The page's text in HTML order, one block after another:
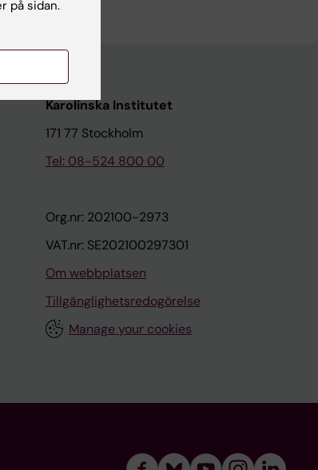
Karolinska Institutet
171 77 Stockholm
Tel: 08-524 800 00
Org.nr: 202100-2973
VAT.nr: SE202100297301
Om webbplatsen
Tillgänglighetsredogörelse
Manage your cookies
på sidan.